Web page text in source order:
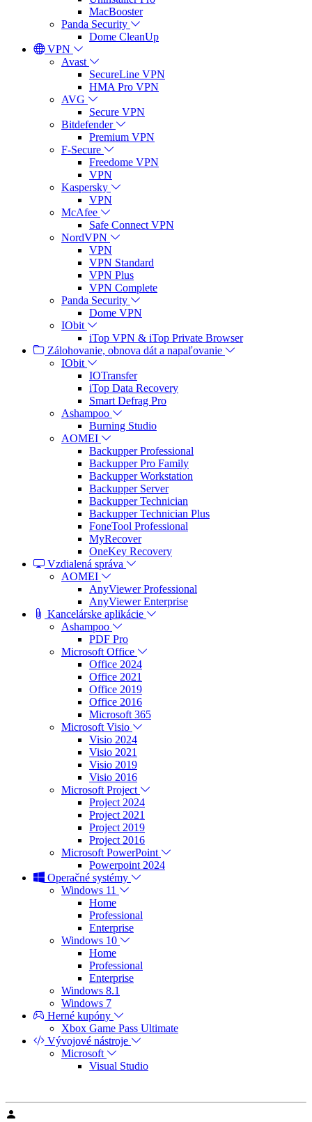
MacBooster
Panda Security
Dome CleanUp
VPN
Avast
SecureLine VPN
HMA Pro VPN
AVG
Secure VPN
Bitdefender
Premium VPN
F-Secure
Freedome VPN
VPN
Kaspersky
VPN
McAfee
Safe Connect VPN
NordVPN
VPN
VPN Standard
VPN Plus
VPN Complete
Panda Security
Dome VPN
IObit
iTop VPN & iTop Private Browser
Zálohovanie, obnova dát a napaľovanie
IObit
IOTransfer
iTop Data Recovery
Smart Defrag Pro
Ashampoo
Burning Studio
AOMEI
Backupper Professional
Backupper Pro Family
Backupper Workstation
Backupper Server
Backupper Technician
Backupper Technician Plus
FoneTool Professional
MyRecover
OneKey Recovery
Vzdialená správa
AOMEI
AnyViewer Professional
AnyViewer Enterprise
Kancelárske aplikácie
Ashampoo
PDF Pro
Microsoft Office
Office 2024
Office 2021
Office 2019
Office 2016
Microsoft 365
Microsoft Visio
Visio 2024
Visio 2021
Visio 2019
Visio 2016
Microsoft Project
Project 2024
Project 2021
Project 2019
Project 2016
Microsoft PowerPoint
Powerpoint 2024
Operačné systémy
Windows 11
Home
Professional
Enterprise
Windows 10
Home
Professional
Enterprise
Windows 8.1
Windows 7
Herné kupóny
Xbox Game Pass Ultimate
Vývojové nástroje
Microsoft
Visual Studio